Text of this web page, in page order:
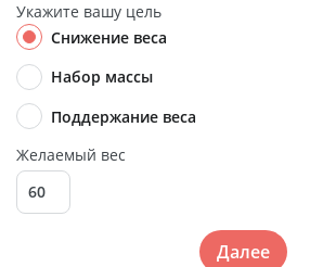
Укажите вашу цель
Снижение веса
Набор массы
Поддержание веса
Желаемый вес
Далее